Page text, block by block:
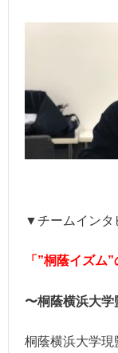
▼チームイン
「”桐蔭イズム
〜桐蔭横浜大
桐蔭横浜大学